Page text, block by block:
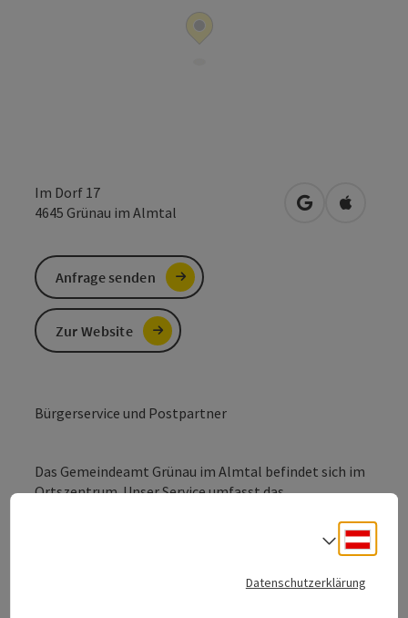
Im Dorf 17
4645 Grünau im Almtal in Googlein Apple
Bürgerservice und Postpartner
Das Gemeindeamt Grünau im Almtal befindet sich im
Ortszentrum. Unser Service umfasst das
Förderungen, Formularen und Verordnungen. Wir
Anfrage senden
Zur Website
Datenschutzerklärung